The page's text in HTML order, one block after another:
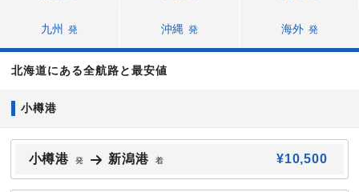
九州 発 沖縄 発 海外 発
北海道にある全航路と最安値
小樽港
小樽港 発 新潟港 着 ¥10,500